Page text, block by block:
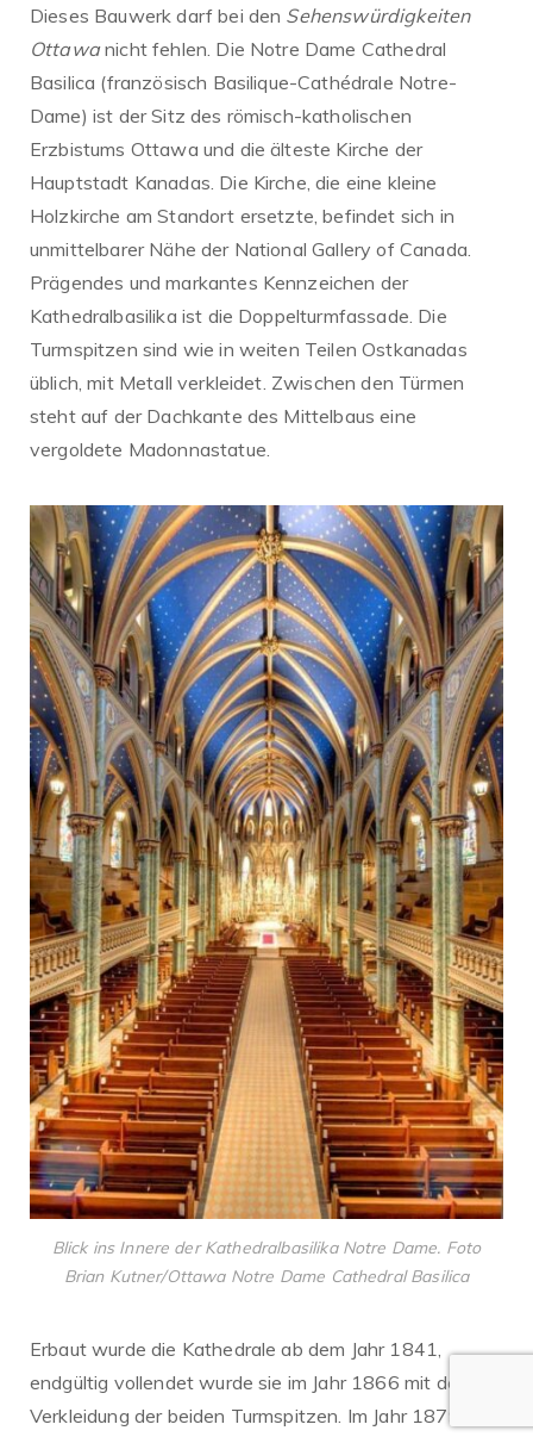
Dieses Bauwerk darf bei den Sehenswürdigkeiten
Ottawanicht fehlen. Die Notre Dame Cathedral
Basilica (französisch Basilique-Cathédrale Notre-
Dame) ist der Sitz des römisch-katholischen
Erzbistums Ottawa und die älteste Kirche der
Hauptstadt Kanadas. Die Kirche, die eine kleine
Holzkirche am Standort ersetzte, befindet sich in
unmittelbarer Nähe der National Gallery of Canada.
Prägendes und markantes Kennzeichen der
Kathedralbasilika ist die Doppelturmfassade. Die
Turmspitzen sind wie in weiten Teilen Ostkanadas
üblich, mit Metall verkleidet. Zwischen den Türmen
steht auf der Dachkante des Mittelbaus eine
vergoldete Madonnastatue.
Blick ins Innere der Kathedralbasilika Notre Dame. Foto
Brian Kutner/Ottawa Notre Dame Cathedral Basilica
Erbaut wurde die Kathedrale ab dem Jahr 1841,
endgültig vollendet wurde sie im Jahr 1866 mit der
Verkleidung der beiden Turmspitzen. Im Jahr 1879